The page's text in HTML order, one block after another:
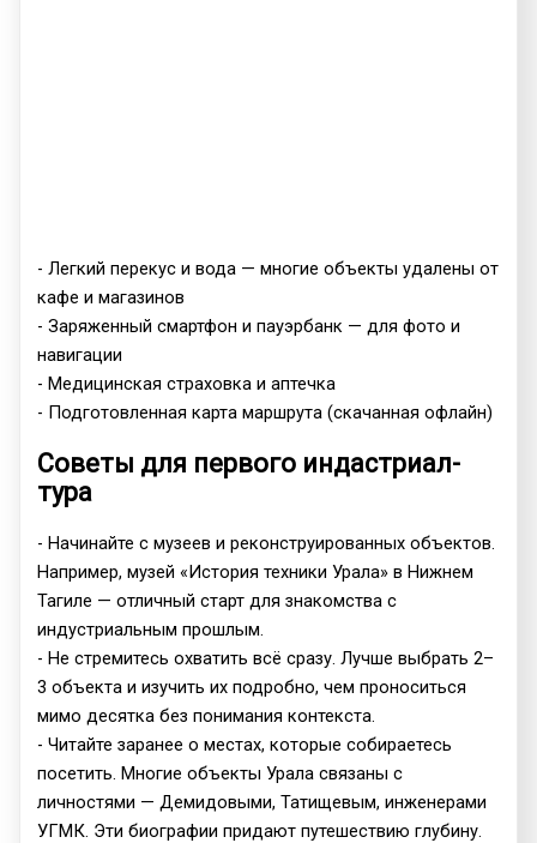
- Легкий перекус и вода — многие объекты удалены от
кафе и магазинов
- Заряженный смартфон и пауэрбанк — для фото и
навигации
- Медицинская страховка и аптечка
- Подготовленная карта маршрута (скачанная офлайн)
Советы для первого индастриал-
тура
- Начинайте с музеев и реконструированных объектов.
Например, музей «История техники Урала» в Нижнем
Тагиле — отличный старт для знакомства с
индустриальным прошлым.
- Не стремитесь охватить всё сразу. Лучше выбрать 2–
3 объекта и изучить их подробно, чем проноситься
мимо десятка без понимания контекста.
- Читайте заранее о местах, которые собираетесь
посетить. Многие объекты Урала связаны с
личностями — Демидовыми, Татищевым, инженерами
УГМК. Эти биографии придают путешествию глубину.